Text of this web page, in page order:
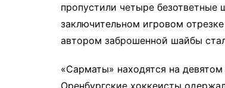
пропустили четыре безответные
заключительном игровом
автором заброшенной шайбы
«Сарматы» находятся на
Оренбургские хоккеисты